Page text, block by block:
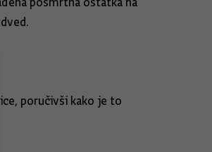
poručivši kako je to